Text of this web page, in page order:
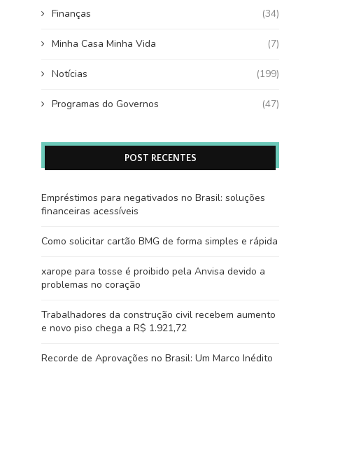
Finanças (34)
Minha Casa Minha Vida (7)
Notícias (199)
Programas do Governos (47)
POST RECENTES
Empréstimos para negativados no Brasil: soluções
financeiras acessíveis
Como solicitar cartão BMG de forma simples e rápida
xarope para tosse é proibido pela Anvisa devido a
problemas no coração
Trabalhadores da construção civil recebem aumento
e novo piso chega a R$ 1.921,72
Recorde de Aprovações no Brasil: Um Marco Inédito